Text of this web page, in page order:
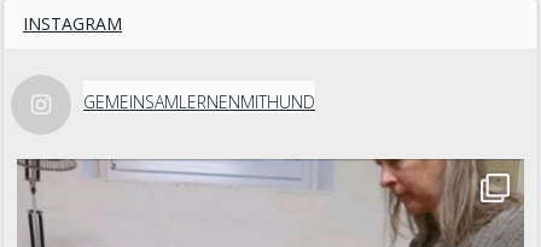
INSTAGRAM
GEMEINSAMLERNENMITHUND